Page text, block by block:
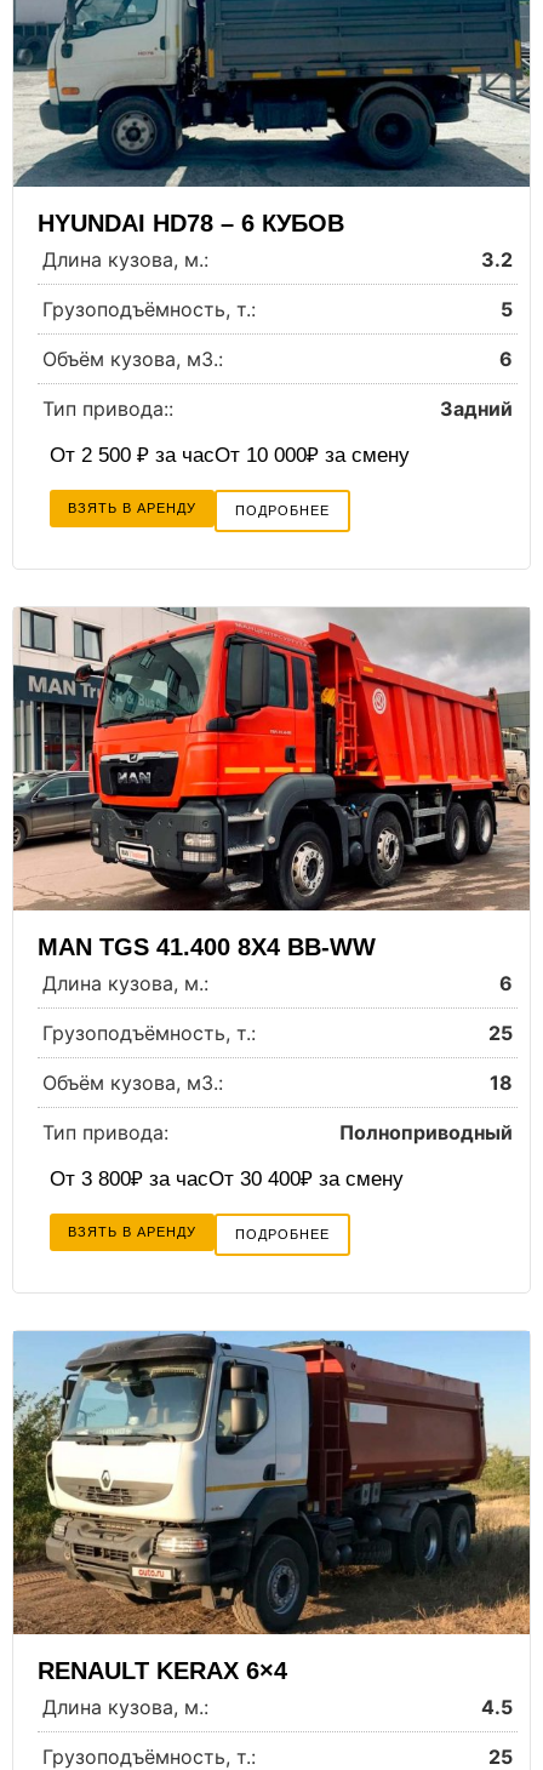
HYUNDAI HD78 – 6 КУБОВ
Длина кузова, м.: 3.2
Грузоподъёмность, т.: 5
Объём кузова, м3.: 6
Тип привода:: Задний
От 2 500 ₽ за часОт 10 000₽ за смену
ВЗЯТЬ В АРЕНДУ ПОДРОБНЕЕ
MAN TGS 41.400 8Х4 BB-WW
Длина кузова, м.: 6
Грузоподъёмность, т.: 25
Объём кузова, м3.: 18
Тип привода: Полноприводный
От 3 800₽ за часОт 30 400₽ за смену
ВЗЯТЬ В АРЕНДУ ПОДРОБНЕЕ
RENAULT KERAX 6×4
Длина кузова, м.: 4.5
Грузоподъёмность, т.: 25